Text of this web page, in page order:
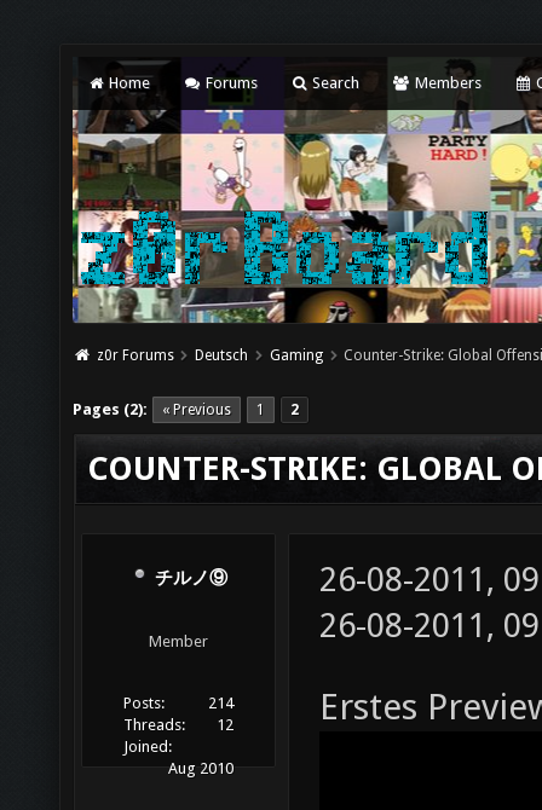
Home Forums Search Members
z0r Forums Deutsch Gaming Counter-Strike: Global
Pages (2): « Previous 1 2
COUNTER-STRIKE: GLOBAL
チルノ⑨
Member
Posts:
214
Threads:
12
Joined:
Aug 2010
26-08-2011,
26-08-2011,
Erstes